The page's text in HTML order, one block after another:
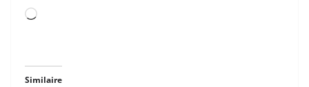
Chargement…
Similaire